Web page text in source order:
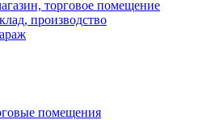
торговое помещение
производство
помещения